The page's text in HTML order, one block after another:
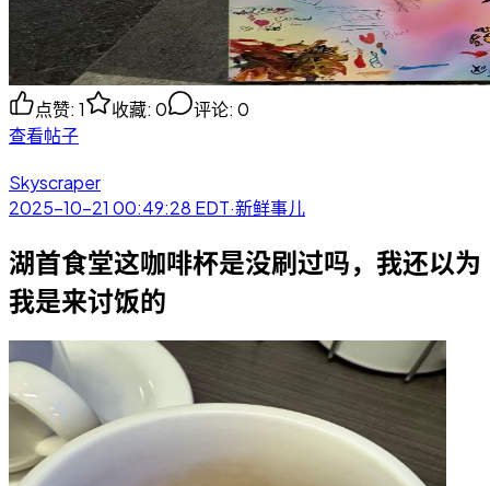
点赞: 1 收藏: 0 评论: 0
查看帖子
Skyscraper
2025-10-21 00:49:28 EDT·新鲜事儿
湖首食堂这咖啡杯是没刷过吗，我还以为
我是来讨饭的